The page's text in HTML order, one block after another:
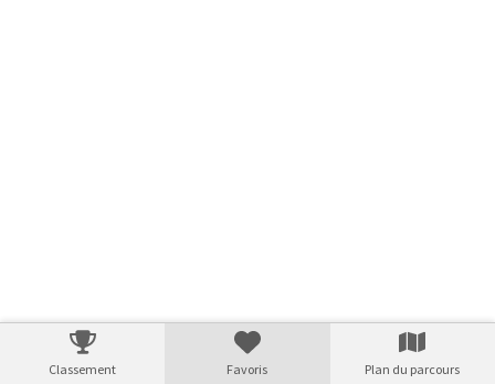
Classement Favoris Plan du parcours